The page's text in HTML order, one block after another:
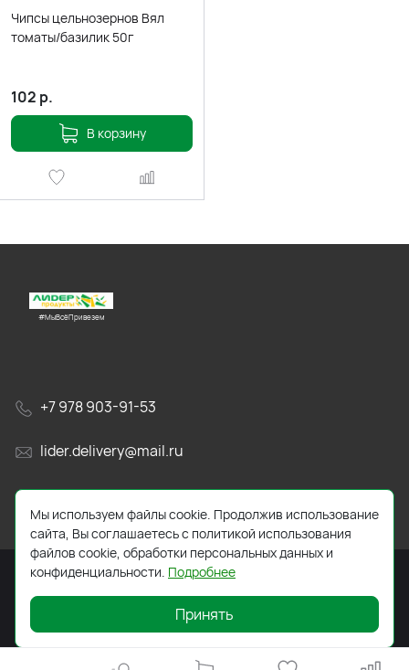
Чипсы цельнозернов Вял
томаты/базилик 50г
102 р.
В корзину
#МыВсёПривезем
+7 978 903-91-53
lider.delivery@mail.ru
просп. Генерала Острякова, 65А
2026 © Все права защищены. Работает наReadyScript
Мы используем файлы cookie. Продолжив использование
сайта, Вы соглашаетесь с политикой использования
файлов cookie, обработки персональных данных и
конфиденциальности. Подробнее
Принять